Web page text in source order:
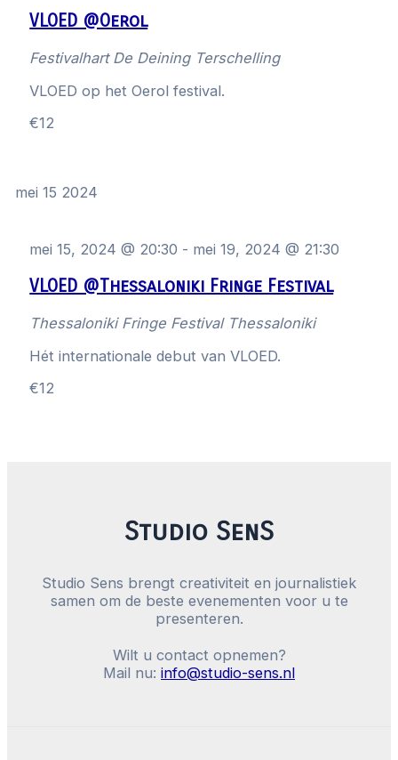
VLOED @Oerol
Festivalhart De Deining Terschelling
VLOED op het Oerol festival.
€12
mei 15 2024
mei 15, 2024 @ 20:30 - mei 19, 2024 @ 21:30
VLOED @Thessaloniki Fringe Festival
Thessaloniki Fringe Festival Thessaloniki
Hét internationale debut van VLOED.
€12
Studio SenS
Studio Sens brengt creativiteit en journalistiek
samen om de beste evenementen voor u te
presenteren.
Wilt u contact opnemen?
Mail nu: info@studio-sens.nl